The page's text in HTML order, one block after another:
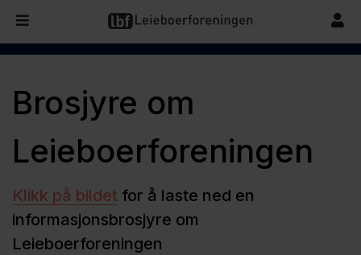
Brosjyre om
Leieboerforeningen
Klikk på bildet for å laste ned en
informasjonsbrosjyre om
Leieboerforeningen